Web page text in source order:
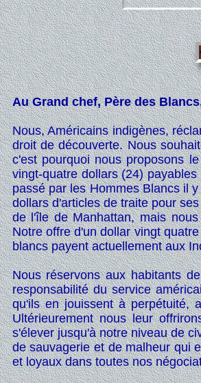
Au Grand chef, Père des
Nous, Américains indigènes,
droit de découverte. Nous
c'est pourquoi nous proposons
vingt-quatre dollars (24)
passé par les Hommes Blancs il
dollars d'articles de traite pour
de l'île de Manhattan, mais
Notre offre d'un dollar vingt
blancs payent actuellement aux
Nous réservons aux habitants
responsabilité du service
qu'ils en jouissent à perpétuité,
Ultérieurement nous leur
s'élever jusqu'à notre niveau de
de sauvagerie et de malheur qui
et loyaux dans toutes nos